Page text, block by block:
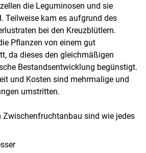
die Leguminosen und sie
Teilweise kam es aufgrund des
bei den Kreuzblütlern.
Pflanzen von einem gut
da dieses den gleichmäßigen
Bestandsentwicklung begünstigt.
und Kosten sind mehrmalige und
umstritten.
Zwischenfruchtanbau sind wie jedes